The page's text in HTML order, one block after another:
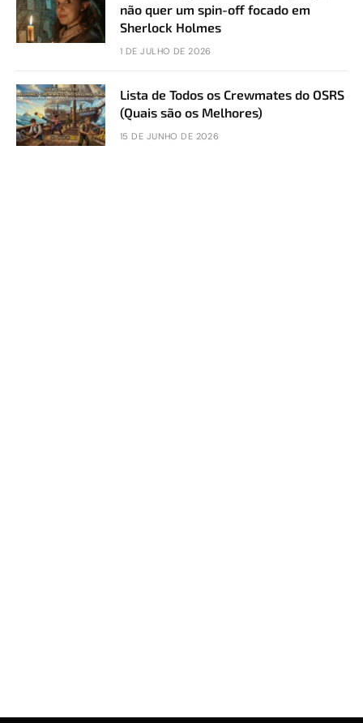
não quer um spin-off focado em
Sherlock Holmes
1 DE JULHO DE 2026
Lista de Todos os Crewmates do OSRS
(Quais são os Melhores)
15 DE JUNHO DE 2026